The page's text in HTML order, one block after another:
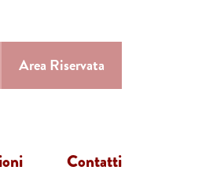
Area Riservata
Contatti